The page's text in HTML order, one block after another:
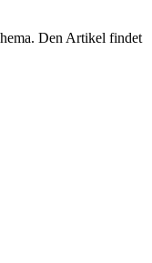
Den Artikel findet